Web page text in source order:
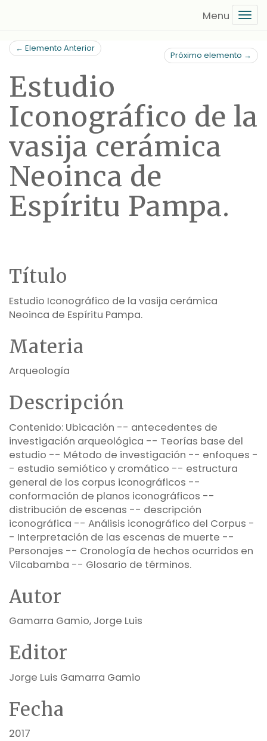
contenido
principal
← Elemento Anterior
Próximo elemento →
Estudio
Iconográfico de la
vasija cerámica
Neoinca de
Espíritu Pampa.
Título
Estudio Iconográfico de la vasija cerámica
Neoinca de Espíritu Pampa.
Materia
Arqueología
Descripción
Contenido: Ubicación -- antecedentes de
investigación arqueológica -- Teorías base del
estudio -- Método de investigación -- enfoques -
- estudio semiótico y cromático -- estructura
general de los corpus iconográficos --
conformación de planos iconográficos --
distribución de escenas -- descripción
iconográfica -- Análisis iconográfico del Corpus -
- Interpretación de las escenas de muerte --
Personajes -- Cronología de hechos ocurridos en
Vilcabamba -- Glosario de términos.
Autor
Gamarra Gamio, Jorge Luis
Editor
Jorge Luis Gamarra Gamio
Fecha
2017